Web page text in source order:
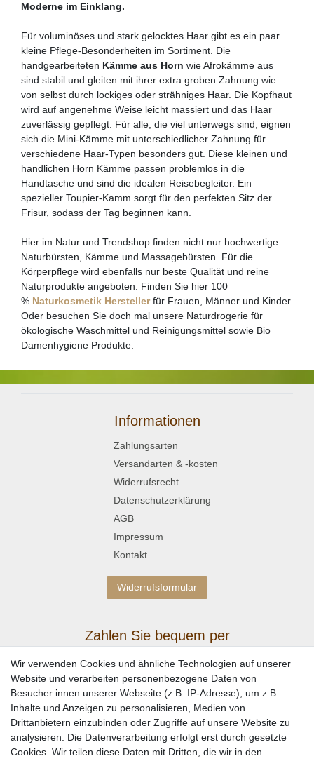
Moderne im Einklang.
Für voluminöses und stark gelocktes Haar gibt es ein paar
kleine Pflege-Besonderheiten im Sortiment. Die
handgearbeiteten Kämme aus Horn wie Afrokämme aus
sind stabil und gleiten mit ihrer extra groben Zahnung wie
von selbst durch lockiges oder strähniges Haar. Die Kopfhaut
wird auf angenehme Weise leicht massiert und das Haar
zuverlässig gepflegt. Für alle, die viel unterwegs sind, eignen
sich die Mini-Kämme mit unterschiedlicher Zahnung für
verschiedene Haar-Typen besonders gut. Diese kleinen und
handlichen Horn Kämme passen problemlos in die
Handtasche und sind die idealen Reisebegleiter. Ein
spezieller Toupier-Kamm sorgt für den perfekten Sitz der
Frisur, sodass der Tag beginnen kann.
Hier im Natur und Trendshop finden nicht nur hochwertige
Naturbürsten, Kämme und Massagebürsten. Für die
Körperpflege wird ebenfalls nur beste Qualität und reine
Naturprodukte angeboten. Finden Sie hier 100
% Naturkosmetik Herstellerfür Frauen, Männer und Kinder.
Oder besuchen Sie doch mal unsere Naturdrogerie für
ökologische Waschmittel und Reinigungsmittel sowie Bio
Damenhygiene Produkte.
Informationen
Zahlungsarten
Versandarten & -kosten
Widerrufsrecht
Datenschutzerklärung
AGB
Impressum
Kontakt
Widerrufsformular
Zahlen Sie bequem per
Wir verwenden Cookies und ähnliche Technologien auf unserer
Website und verarbeiten personenbezogene Daten von
Besucher:innen unserer Webseite (z.B. IP-Adresse), um z.B.
Inhalte und Anzeigen zu personalisieren, Medien von
Drittanbietern einzubinden oder Zugriffe auf unsere Website zu
analysieren. Die Datenverarbeitung erfolgt erst durch gesetzte
Cookies. Wir teilen diese Daten mit Dritten, die wir in den